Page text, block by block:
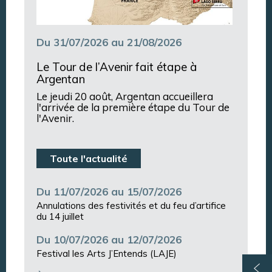
Du 31/07/2026 au 21/08/2026
Le Tour de l’Avenir fait étape à
Argentan
Le jeudi 20 août, Argentan accueillera
l'arrivée de la première étape du Tour de
l'Avenir.
Toute l'actualité
Du 11/07/2026 au 15/07/2026
Annulations des festivités et du feu d’artifice
du 14 juillet
Du 10/07/2026 au 12/07/2026
Festival les Arts J’Entends (LAJE)